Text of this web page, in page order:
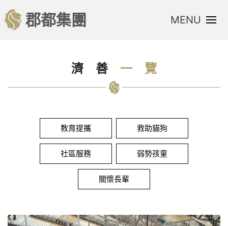
郡都集團 MENU
濟 善 一 覽
教育提攜 救助貓狗
社區服務 弱勢孩童
關懷長輩